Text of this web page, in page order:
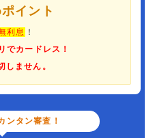
イント
利息 ！
でカードレス！
しません。
ンタン審査！